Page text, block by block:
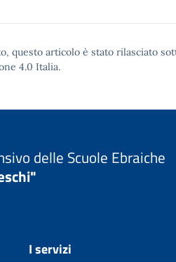
questo articolo è stato rilasciato
4.0 Italia.
delle Scuole Ebraiche
I servizi